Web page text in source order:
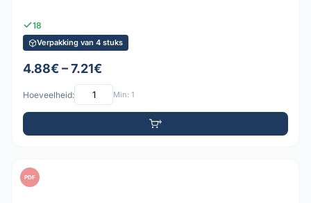
18
Verpakking van 4 stuks
4.88€ – 7.21€
Hoeveelheid: Min: 1
PDF